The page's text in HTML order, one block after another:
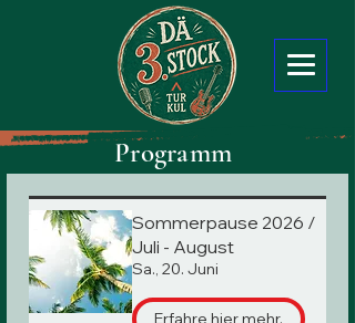
Programm
Sommerpause 2026 /
Juli - August
Sa., 20. Juni
Erfahre hier mehr.